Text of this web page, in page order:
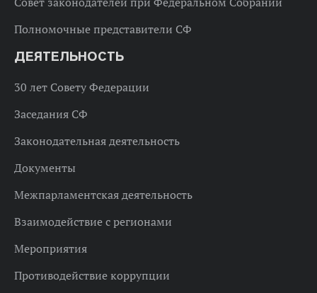
Полномочные представители СФ
ДЕЯТЕЛЬНОСТЬ
30 лет Совету Федерации
Заседания СФ
Законодательная деятельность
Документы
Межпарламентская деятельность
Взаимодействие с регионами
Мероприятия
Противодействие коррупции